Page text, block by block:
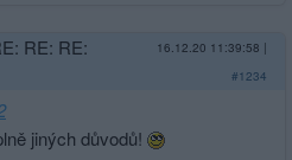
RE: RE:
16.12.20 11:39:58 |
#1234
jiných důvodů!